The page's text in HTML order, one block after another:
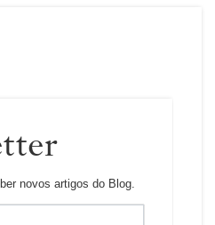
novos artigos do Blog.